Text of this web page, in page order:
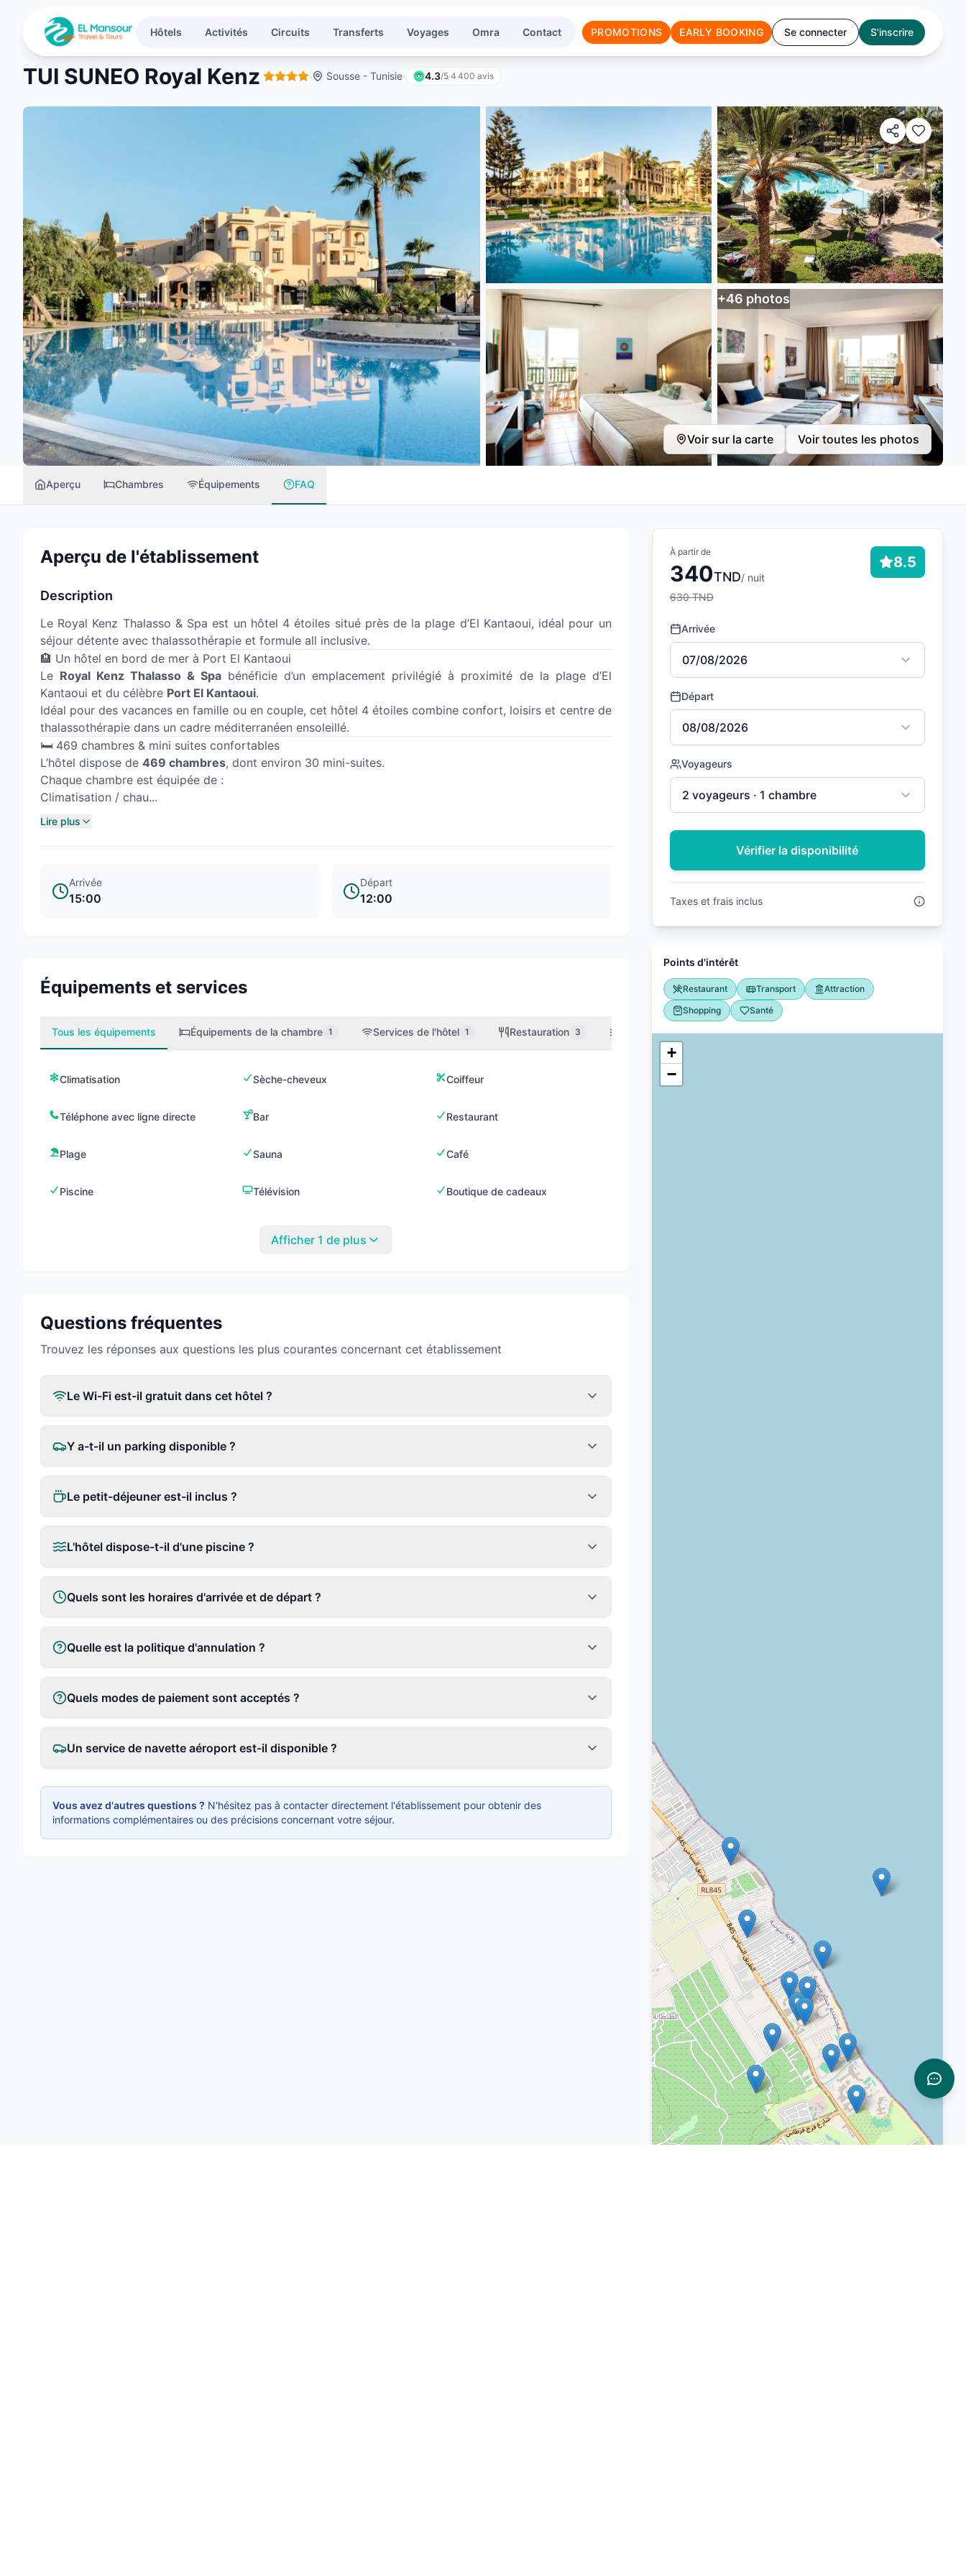
Hôtels Activités Circuits Transferts Voyages Omra Contact PROMOTIONS EARLY BOOKING Se connecter S'inscrire
TUI SUNEO Royal Kenz · Sousse - Tunisie· 4.3/5·4 400 avis
+46 photos
Voir sur la carte Voir toutes les photos
Aperçu Chambres Équipements FAQ
Aperçu de l'établissement
Description
Le Royal Kenz Thalasso & Spa est un hôtel 4 étoiles situé près de la plage d’El Kantaoui, idéal pour un
séjour détente avec thalassothérapie et formule all inclusive.
🏨 Un hôtel en bord de mer à Port El Kantaoui
Le Royal Kenz Thalasso & Spa bénéficie d’un emplacement privilégié à proximité de la plage d’El
Kantaoui et du célèbre Port El Kantaoui.
Idéal pour des vacances en famille ou en couple, cet hôtel 4 étoiles combine confort, loisirs et centre de
thalassothérapie dans un cadre méditerranéen ensoleillé.
🛏️ 469 chambres & mini suites confortables
L’hôtel dispose de 469 chambres, dont environ 30 mini-suites.
Chaque chambre est équipée de :
Climatisation / chau...
Lire plus
Arrivée
15:00
Départ
12:00
Équipements et services
Tous les équipements Équipements de la chambre 1 Services de l'hôtel 1 Restauration 3 Bien-être et loisirs 2
Climatisation Sèche-cheveux Coiffeur
Téléphone avec ligne directe Bar Restaurant
Plage Sauna Café
Piscine Télévision Boutique de cadeaux
Afficher 1 de plus
Questions fréquentes
Trouvez les réponses aux questions les plus courantes concernant cet établissement
Le Wi-Fi est-il gratuit dans cet hôtel ?
Y a-t-il un parking disponible ?
Le petit-déjeuner est-il inclus ?
L'hôtel dispose-t-il d'une piscine ?
Quels sont les horaires d'arrivée et de départ ?
Quelle est la politique d'annulation ?
Quels modes de paiement sont acceptés ?
Un service de navette aéroport est-il disponible ?
Vous avez d'autres questions ? N'hésitez pas à contacter directement l'établissement pour obtenir des
informations complémentaires ou des précisions concernant votre séjour.
À partir de
340TND/ nuit
630 TND
8.5
Arrivée
07/08/2026
Départ
08/08/2026
Voyageurs
2 voyageurs · 1 chambre
Vérifier la disponibilité
Taxes et frais inclus
Points d'intérêt
Restaurant Transport
Attraction
Shopping
Santé
+
−